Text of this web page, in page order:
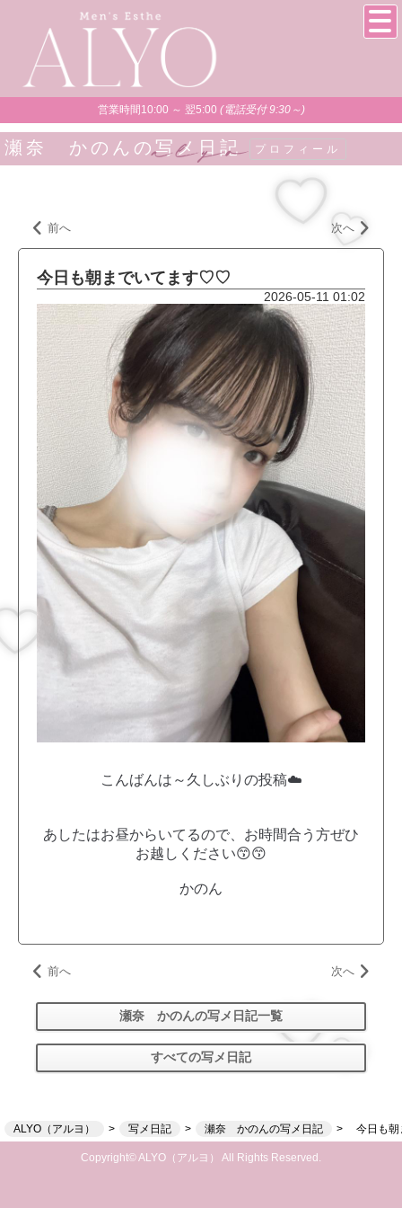
営業時間10:00 ～ 翌5:00 (電話受付 9:30～)
瀬奈 かのんの写メ日記 プロフィール
前へ 次へ
今日も朝までいてます♡♡
2026-05-11 01:02
こんばんは～久しぶりの投稿☁️
あしたはお昼からいてるので、お時間合う方ぜひ
お越しください😙😙
かのん
前へ 次へ
瀬奈 かのんの写メ日記一覧
すべての写メ日記
ALYO（アルヨ） 写メ日記 瀬奈 かのんの写メ日記 今日も
Copyright© ALYO（アルヨ） All Rights Reserved.